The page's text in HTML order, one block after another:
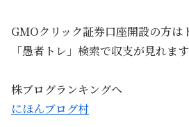
GMOクリック証券口座開設の方は
「愚者トレ」検索で収支が見れます
株ブログランキングへ
にほんブログ村